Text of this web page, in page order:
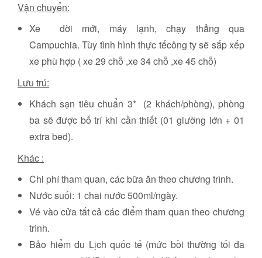
Vận chuyển:
Xe đời mới, máy lạnh, chạy thẳng qua
Campuchia. Tùy tình hình thực tếcông ty sẽ sắp xếp
xe phù hợp ( xe 29 chỗ ,xe 34 chỗ ,xe 45 chỗ)
Lưu trú:
Khách sạn tiêu chuẩn 3* (2 khách/phòng), phòng
ba sẽ được bố trí khi cần thiết (01 giường lớn + 01
extra bed).
Khác :
Chi phí tham quan, các bữa ăn theo chương trình.
Nước suối: 1 chai nước 500ml/ngày.
Vé vào cửa tất cả các điểm tham quan theo chương
trình.
Bảo hiểm du Lịch quốc tế (mức bồi thường tối đa